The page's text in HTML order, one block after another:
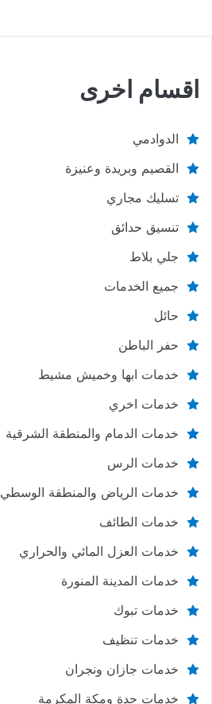
اقسام اخرى
الدوادمي
القصيم وبريدة وعنيزة
تسليك مجاري
تنسيق حدائق
جلي بلاط
جميع الخدمات
حائل
حفر الباطن
خدمات ابها وخميش مشيط
خدمات اخري
خدمات الدمام والمنطقة الشرقية
خدمات الرس
خدمات الرياض والمنطقة الوسطي
خدمات الطائف
خدمات العزل المائي والحراري
خدمات المدينة المنورة
خدمات تبوك
خدمات تنظيف
خدمات جازان ونجران
خدمات جدة ومكة المكرمة